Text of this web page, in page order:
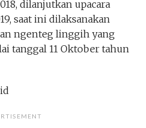
dilanjutkan upacara
saat ini dilaksanakan
ngenteg linggih yang
tanggal 11 Oktober tahun